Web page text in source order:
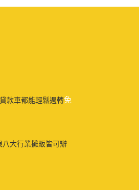
款車都能輕鬆週轉免
大行業攤販皆可辦